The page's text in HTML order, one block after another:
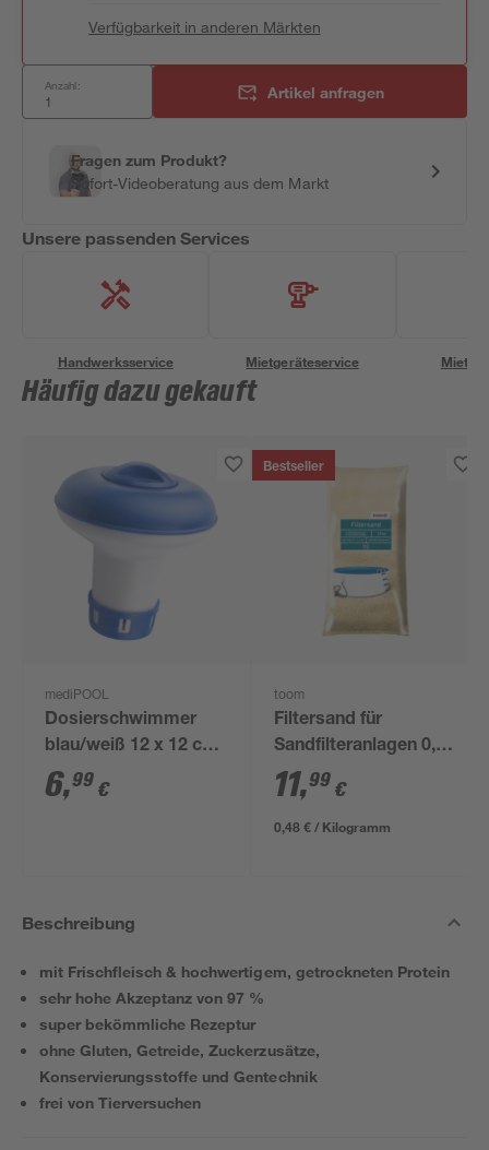
Verfügbarkeit in anderen Märkten
Anzahl: Artikel anfragen
Fragen zum Produkt?
Sofort-Videoberatung aus dem Markt
Unsere passenden Services
Handwerksservice Mietgeräteservice
Häufig dazu gekauft
mediPOOL
Dosierschwimmer
blau/weiß 12 x 12 cm,
für 20 g Tabs
6,99 €
Bestseller
toom
Filtersand für
Sandfilteranlagen 0,7-
1,2 mm 25 kg
11,99 €
0,48 € / Kilogramm
Beschreibung
mit Frischfleisch & hochwertigem, getrockneten Protein
sehr hohe Akzeptanz von 97 %
super bekömmliche Rezeptur
ohne Gluten, Getreide, Zuckerzusätze,
Konservierungsstoffe und Gentechnik
frei von Tierversuchen